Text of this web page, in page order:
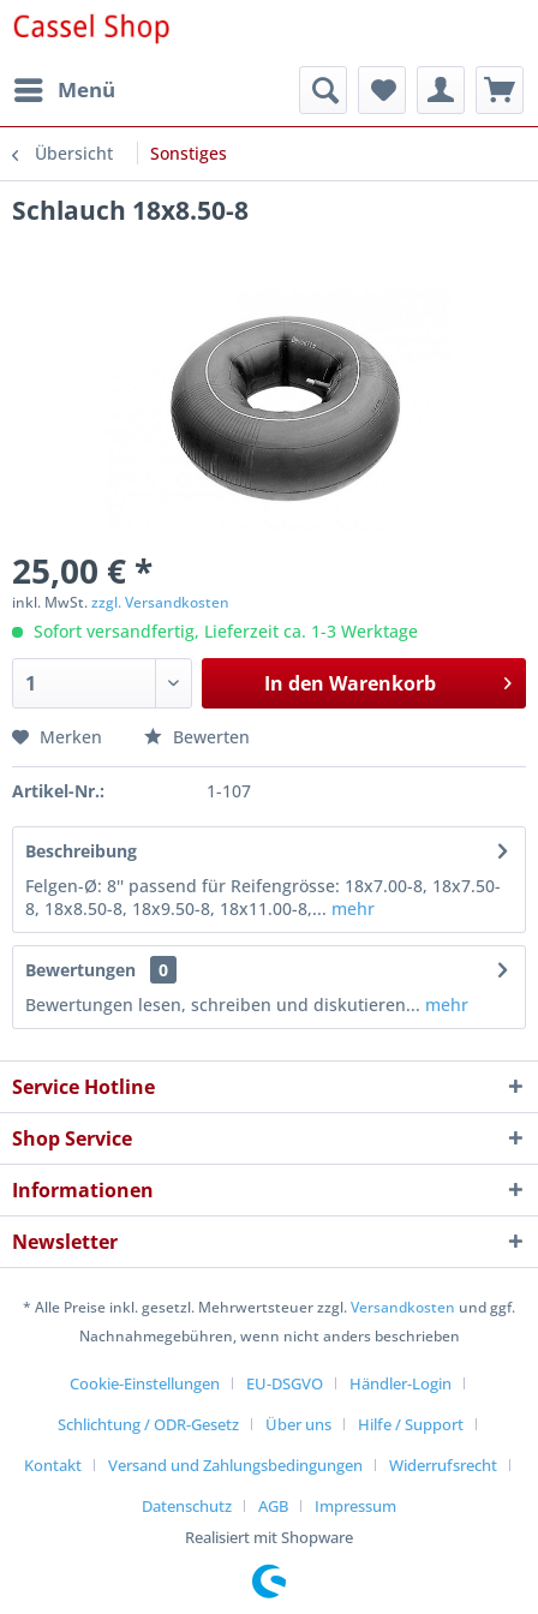
Menü
Übersicht Sonstiges
Schlauch 18x8.50-8
25,00 € *
inkl. MwSt.zzgl. Versandkosten
Sofort versandfertig, Lieferzeit ca. 1-3 Werktage
In den Warenkorb
Merken Bewerten
Artikel-Nr.: 1-107
Beschreibung
Felgen-Ø: 8'' passend für Reifengrösse: 18x7.00-8, 18x7.50-
8, 18x8.50-8, 18x9.50-8, 18x11.00-8,... mehr
Bewertungen
0
Bewertungen lesen, schreiben und diskutieren... mehr
Service Hotline
Shop Service
Informationen
Newsletter
* Alle Preise inkl. gesetzl. Mehrwertsteuer zzgl.Versandkosten und ggf.
Nachnahmegebühren, wenn nicht anders beschrieben
Cookie-Einstellungen EU-DSGVO
Händler-Login
Schlichtung / ODR-Gesetz
Über uns
Hilfe / Support
Kontakt
Versand und Zahlungsbedingungen
Widerrufsrecht
Datenschutz
AGB
Impressum
Realisiert mit Shopware